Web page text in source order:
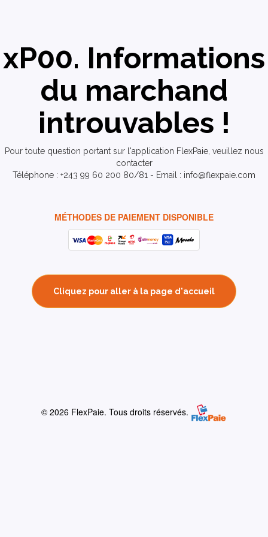
xP00. Informations
du marchand
introuvables !
Pour toute question portant sur l'application FlexPaie, veuillez nous
contacter
Téléphone : +243 99 60 200 80/81 - Email : info@flexpaie.com
MÉTHODES DE PAIEMENT DISPONIBLE
Cliquez pour aller à la page d'accueil
© 2026 FlexPaie. Tous droits réservés.